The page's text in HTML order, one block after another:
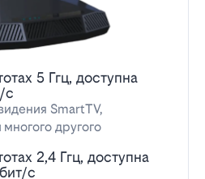
5 Ггц, доступна
с
SmartTV,
другого
2,4 Ггц, доступна
с